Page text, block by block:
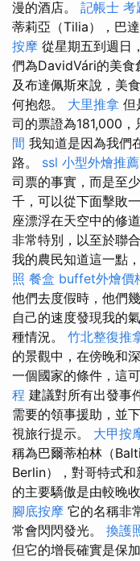
漫的酒店。 記帳士 考
蒂莉亞（Tilia），巴
按摩 從星期五到週日
們為DavidVári的美食
及布達佩斯來說，美
何抱怨。 大里推拿 但
司的票證為181,000
間 我知道是因為我們
路。 ssl 小型外燴推薦
司票的事實，而是至
千，可以從下面擊敗
座漂浮在天空中的修
非常特別，以至於聯
我的農民知道這一點
照 餐盒 buffet外燴價
他們去度假時，他們
自己的速度發現我的
種情況。 竹北整復推
的景觀中，在傍晚和
一個國家的條件，這
程 建議對所有出發事
需要的領事援助，並
視旅行提示。 大甲按
稱為巴爾蒂柏林（Balti
Berlin），對哥特式
的主要驕傲是由較晚
腳底按摩 它的名稱非
常會閃閃發光。 換護
但它的增長確實是保